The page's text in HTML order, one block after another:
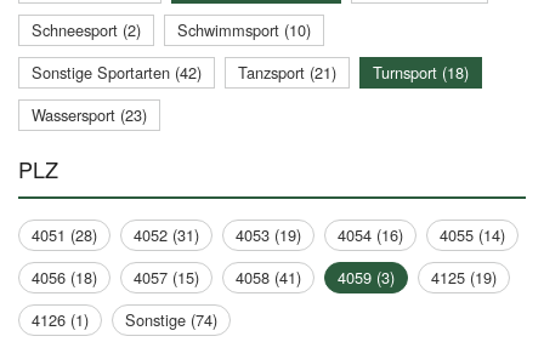
Schneesport (2)
Schwimmsport (10)
Sonstige Sportarten (42)
Tanzsport (21)
Turnsport (18)
Wassersport (23)
PLZ
4051 (28) 4052 (31) 4053 (19) 4054 (16)
4055 (14)
4056 (18)
4057 (15) 4058 (41) 4059 (3)
4125 (19)
4126 (1)
Sonstige (74)